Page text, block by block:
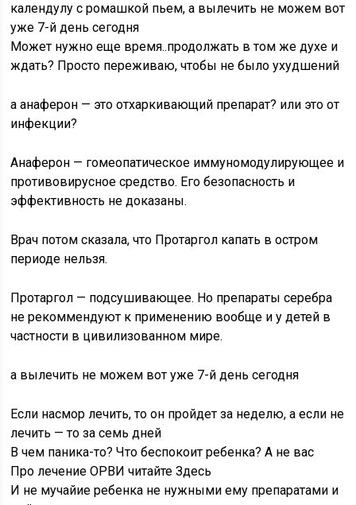
календулу с ромашкой пьем, а вылечить не можем вот
уже 7-й день сегодня
Может нужно еще время..продолжать в том же духе и
ждать? Просто переживаю, чтобы не было ухудшений
а анаферон — это отхаркивающий препарат? или это от
инфекции?
Анаферон — гомеопатическое иммуномодулирующее и
противовирусное средство. Его безопасность и
эффективность не доказаны.
Врач потом сказала, что Протаргол капать в остром
периоде нельзя.
Протаргол — подсушивающее. Но препараты серебра
не рекоммендуют к применению вообще и у детей в
частности в цивилизованном мире.
а вылечить не можем вот уже 7-й день сегодня
Если насмор лечить, то он пройдет за неделю, а если не
лечить — то за семь дней
В чем паника-то? Что беспокоит ребенка? А не вас
Про лечение ОРВИ читайте Здесь
И не мучайие ребенка не нужными ему препаратами и